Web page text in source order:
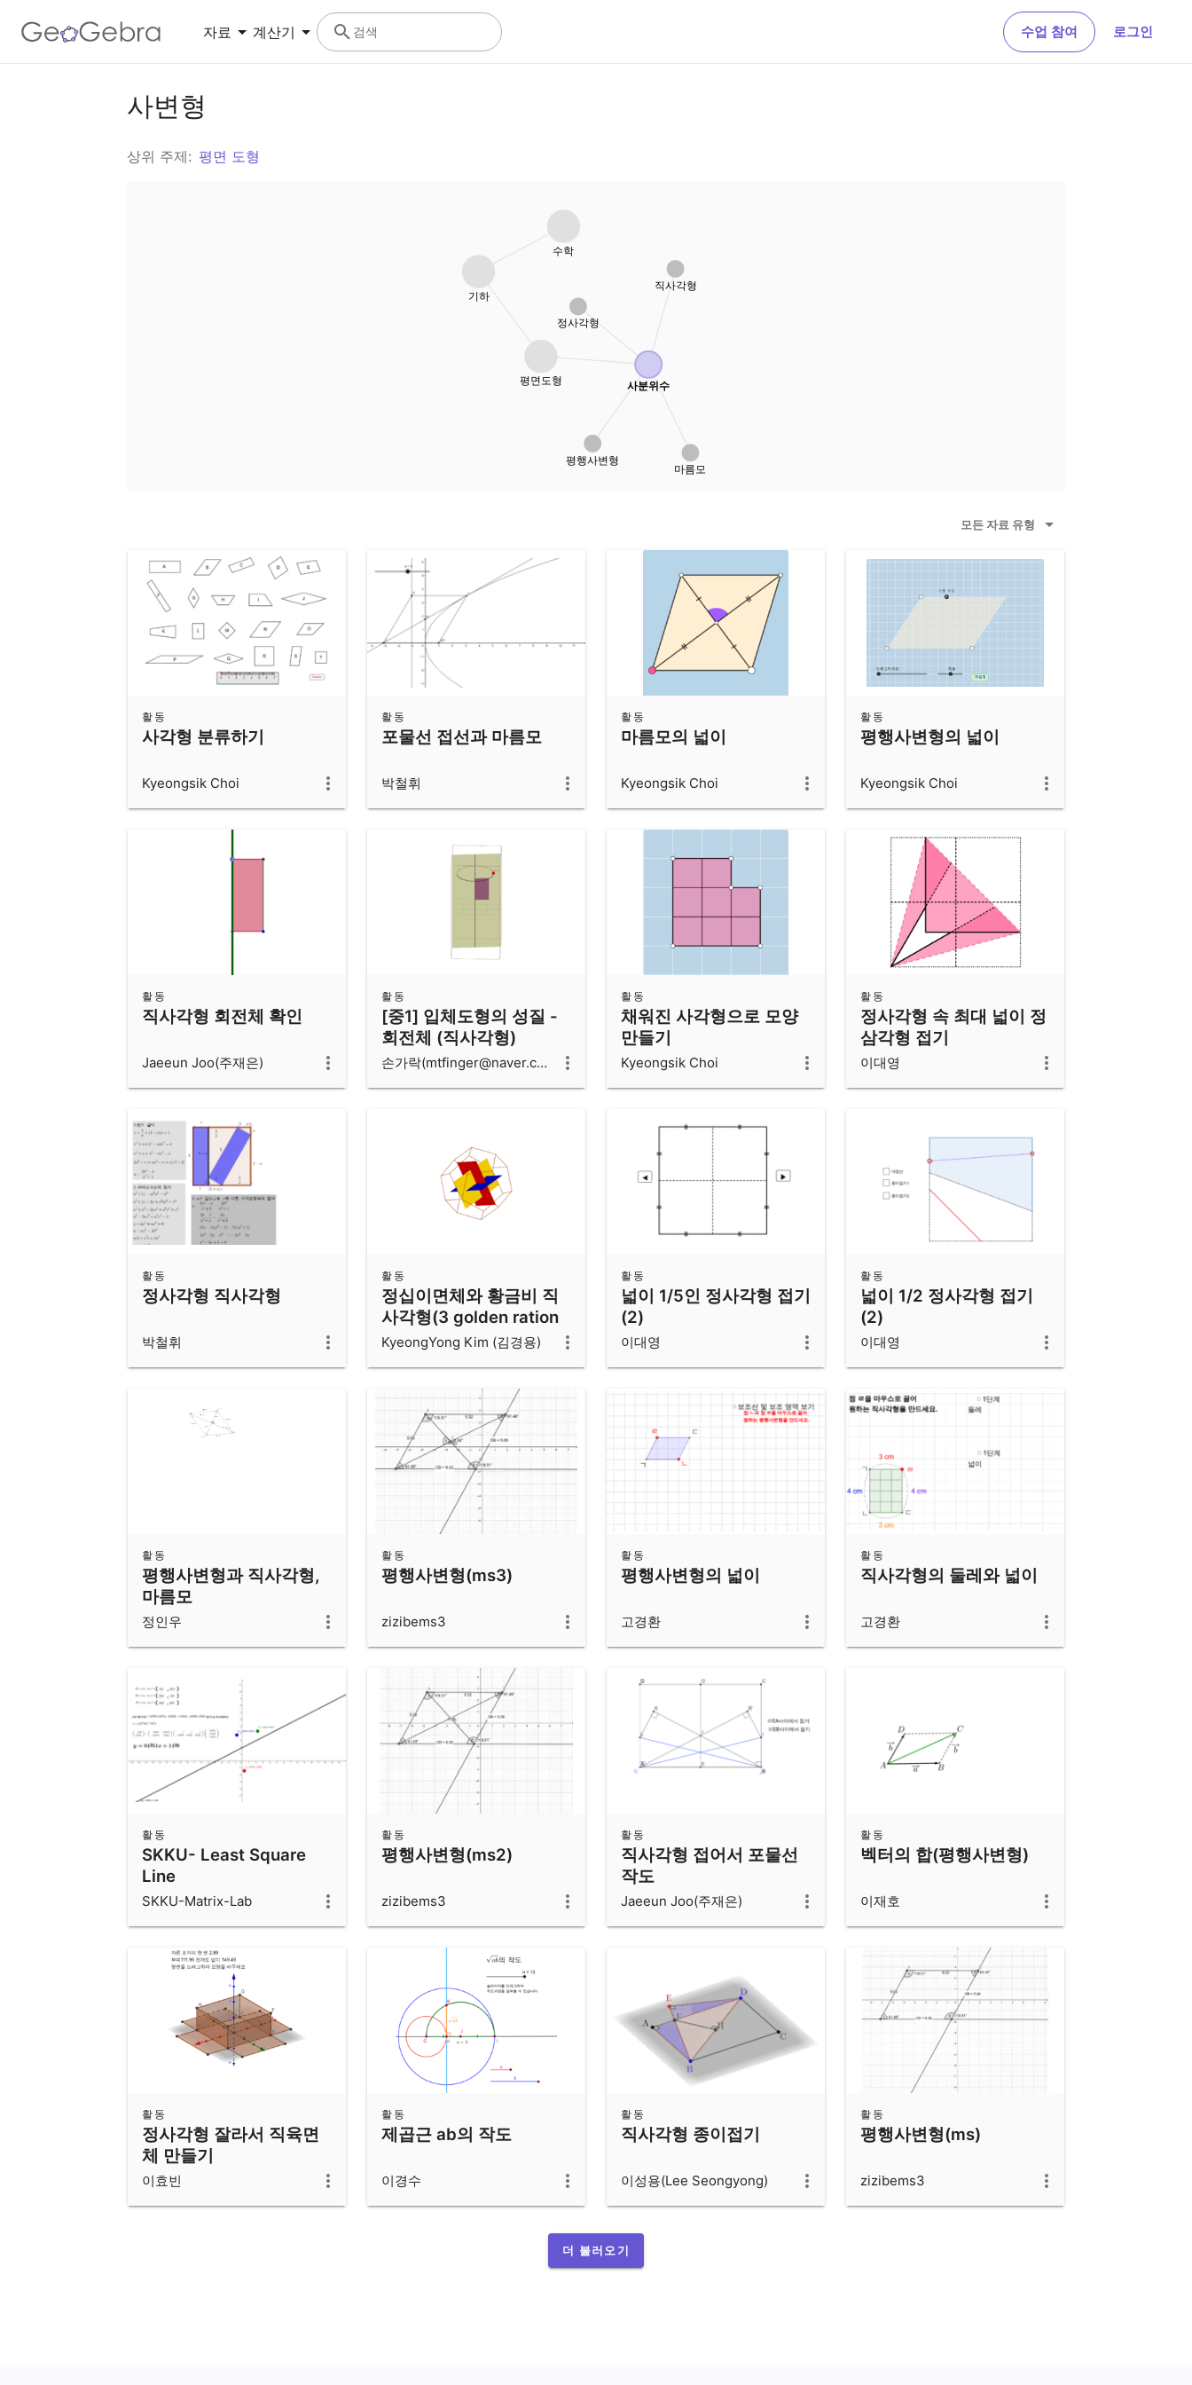
자료 계산기 수업 참여 로그인
검색
기호를 사용하여 방정식을 풀고 패턴을 표현
계산기 스위트
분수, 통계, 지수 함수를 이용한 계산을 수행해 보
사변형
상위 주제: 평면 도형
평면도형
기하
수학
사분위수
평행사변형
직사각형
마름모
정사각형
모든 자료 유형
사각형 분류하기
활동
Kyeongsik Choi
포물선 접선과 마름모
활동
박철휘
마름모의 넓이
활동
Kyeongsik Choi
평행사변형의 넓이
활동
Kyeongsik Choi
직사각형 회전체 확인
활동
Jaeeun Joo(주재은)
[중1] 입체도형의 성질 -
회전체 (직사각형)
활동
손가락(mtfinger@naver.com)
채워진 사각형으로 모양
만들기
활동
Kyeongsik Choi
정사각형 속 최대 넓이 정
삼각형 접기
활동
이대영
정사각형 직사각형
활동
박철휘
정십이면체와 황금비 직
사각형(3 golden ration
rectangles and
활동
KyeongYong Kim (김경용)
넓이 1/5인 정사각형 접기
(2)
활동
이대영
넓이 1/2 정사각형 접기
(2)
활동
이대영
평행사변형과 직사각형,
마름모
활동
정인우
평행사변형(ms3)
활동
zizibems3
평행사변형의 넓이
활동
고경환
직사각형의 둘레와 넓이
활동
고경환
SKKU- Least Square
Line
활동
SKKU-Matrix-Lab
평행사변형(ms2)
활동
zizibems3
직사각형 접어서 포물선
작도
활동
Jaeeun Joo(주재은)
벡터의 합(평행사변형)
활동
이재호
정사각형 잘라서 직육면
체 만들기
활동
이효빈
제곱근 ab의 작도
활동
이경수
직사각형 종이접기
활동
이성용(Lee Seongyong)
평행사변형(ms)
활동
zizibems3
더 불러오기